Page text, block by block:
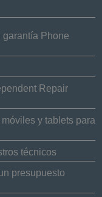
Phone
Repair
y tablets para
técnicos
presupuesto